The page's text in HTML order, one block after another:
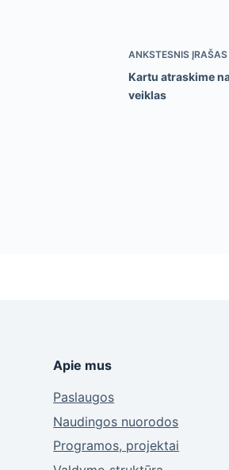
ANKSTESNISĮRAŠAS
Kartu atraskime
veiklas
Apie mus
Paslaugos
Naudingos nuorodos
Programos, projektai